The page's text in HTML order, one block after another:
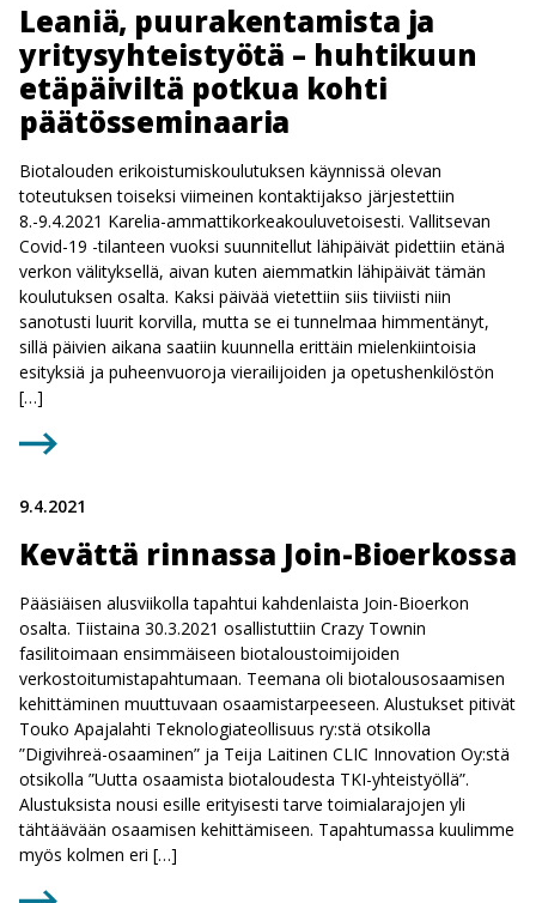
Leaniä, puurakentamista ja
yritysyhteistyötä – huhtikuun
etäpäiviltä potkua kohti
päätösseminaaria
Biotalouden erikoistumiskoulutuksen käynnissä olevan
toteutuksen toiseksi viimeinen kontaktijakso järjestettiin
8.-9.4.2021 Karelia-ammattikorkeakouluvetoisesti. Vallitsevan
Covid-19 -tilanteen vuoksi suunnitellut lähipäivät pidettiin etänä
verkon välityksellä, aivan kuten aiemmatkin lähipäivät tämän
koulutuksen osalta. Kaksi päivää vietettiin siis tiiviisti niin
sanotusti luurit korvilla, mutta se ei tunnelmaa himmentänyt,
sillä päivien aikana saatiin kuunnella erittäin mielenkiintoisia
esityksiä ja puheenvuoroja vierailijoiden ja opetushenkilöstön
[…]
9.4.2021
Kevättä rinnassa Join-Bioerkossa
Pääsiäisen alusviikolla tapahtui kahdenlaista Join-Bioerkon
osalta. Tiistaina 30.3.2021 osallistuttiin Crazy Townin
fasilitoimaan ensimmäiseen biotaloustoimijoiden
verkostoitumistapahtumaan. Teemana oli biotalousosaamisen
kehittäminen muuttuvaan osaamistarpeeseen. Alustukset pitivät
Touko Apajalahti Teknologiateollisuus ry:stä otsikolla
”Digivihreä-osaaminen” ja Teija Laitinen CLIC Innovation Oy:stä
otsikolla ”Uutta osaamista biotaloudesta TKI-yhteistyöllä”.
Alustuksista nousi esille erityisesti tarve toimialarajojen yli
tähtäävään osaamisen kehittämiseen. Tapahtumassa kuulimme
myös kolmen eri […]